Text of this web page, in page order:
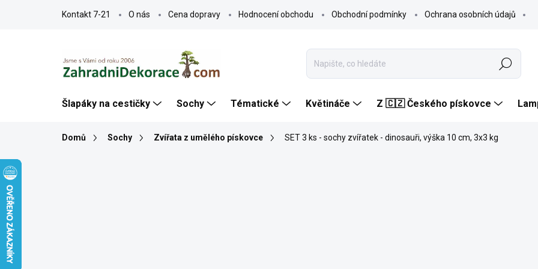
Kontakt 7-21 O nás Cena dopravy Hodnocení obchodu Obchodní podmínky Ochrana osobních údajů
Hledat
Šlapáky na cestičky Sochy Tématické Květináče Z 🇨🇿 Českého pískovce
Domů Sochy Zvířata z umělého pískovce SET 3 ks - sochy zvířatek - dinosauři, výška 10 cm, 3x3 kg